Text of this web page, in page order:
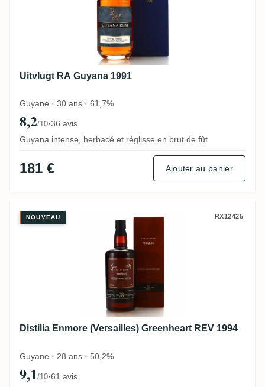
Uitvlugt RA Guyana 1991
Guyane · 30 ans · 61,7%
8,2/10·36 avis
Guyana intense, herbacé et réglisse en brut de fût
181 € Ajouter au panier
Distilia Enmore (Versailles) Greenheart
NOUVEAU RX12425
Distilia Enmore (Versailles) Greenheart REV 1994
Guyane · 28 ans · 50,2%
9,1/10·61 avis